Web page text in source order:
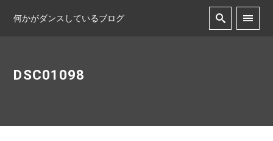
何かがダンスしているブログ
DSC01098